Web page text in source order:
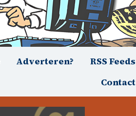
Adverteren?
RSS Feeds
Contact